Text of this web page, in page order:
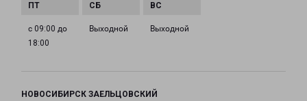
с 09:00 до
18:00
Выходной Выходной
НОВОСИБИРСК ЗАЕЛЬЦОВСКИЙ